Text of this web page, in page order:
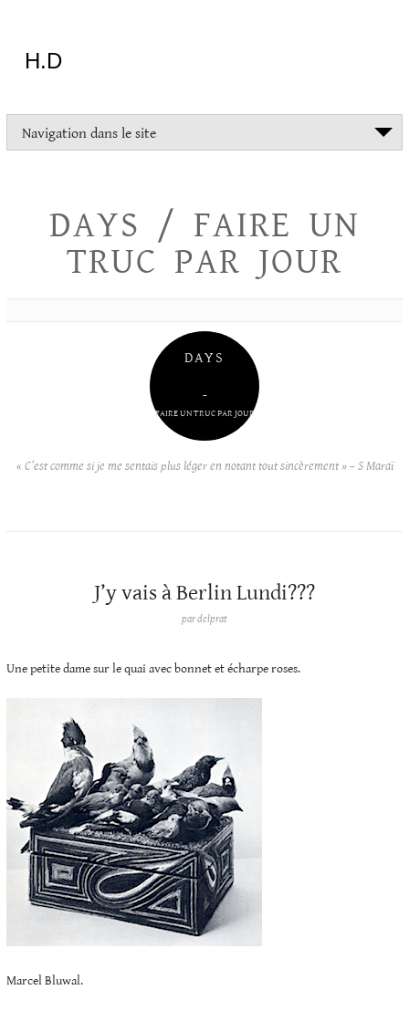
H.D
Navigation dans le site
DAYS / FAIRE UN
TRUC PAR JOUR
DAYS
–
FAIRE UN TRUC PAR JOUR
« C’est comme si je me sentais plus léger en notant tout sincèrement » – S Maraï
J’y vais à Berlin Lundi???
pardelprat
Une petite dame sur le quai avec bonnet et écharpe roses.
Marcel Bluwal.